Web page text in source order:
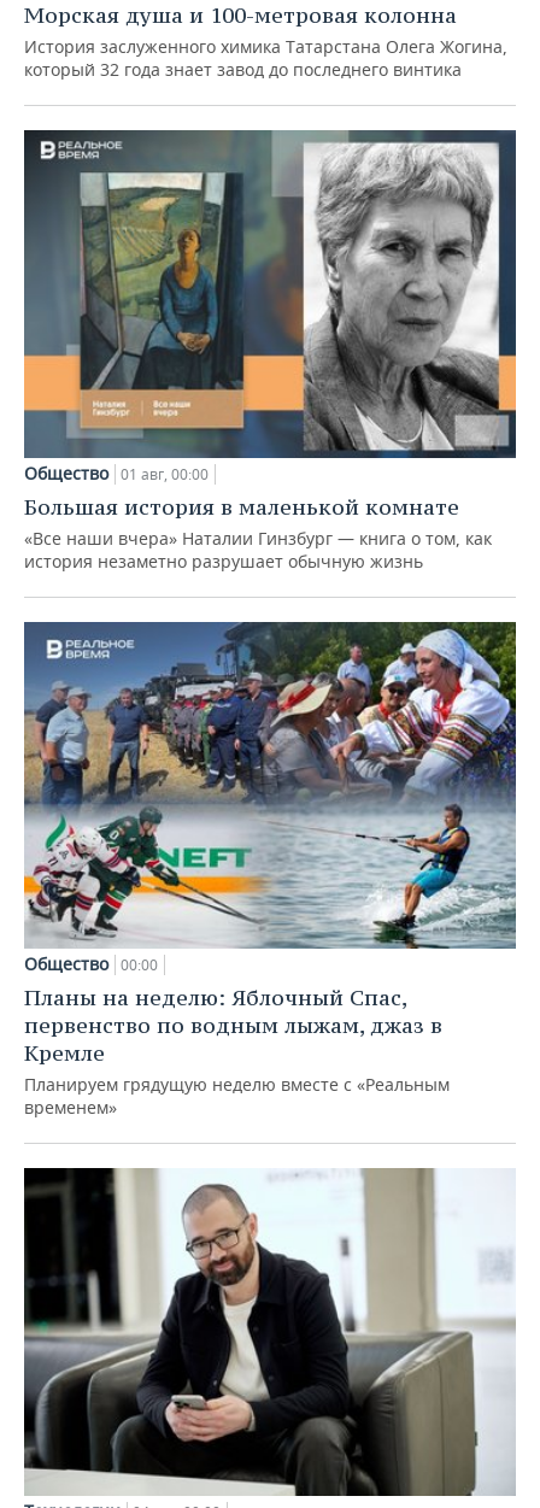
Морская душа и 100-метровая колонна
История заслуженного химика Татарстана Олега Жогина,
который 32 года знает завод до последнего винтика
Общество 01 авг, 00:00
Большая история в маленькой комнате
«Все наши вчера» Наталии Гинзбург — книга о том, как
история незаметно разрушает обычную жизнь
Общество 00:00
Планы на неделю: Яблочный Спас,
первенство по водным лыжам, джаз в
Кремле
Планируем грядущую неделю вместе с «Реальным
временем»